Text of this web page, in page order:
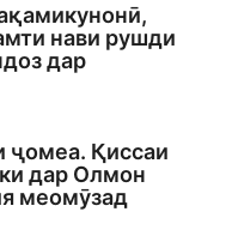
нави рушди
дар
ҷомеа. Қиссаи
дар Олмон
меомӯзад